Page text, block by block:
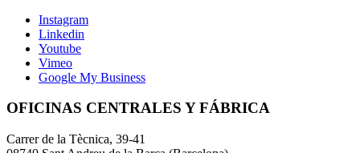
Instagram
Linkedin
Youtube
Vimeo
Google My Business
OFICINAS CENTRALES Y FÁBRICA
Carrer de la Tècnica, 39-41